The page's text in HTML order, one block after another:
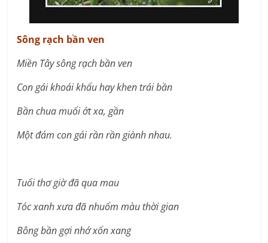
Sông rạch bần ven
Miền Tây sông rạch bần ven
Con gái khoái khẩu hay khen trái bần
Bần chua muối ớt xa, gần
Một đám con gái rần rần giành nhau.
Tuổi thơ giờ đã qua mau
Tóc xanh xưa đã nhuốm màu thời gian
Bông bần gợi nhớ xốn xang